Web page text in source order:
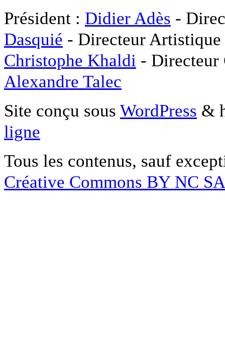
Président : Didier Adès -
Dasquié - Directeur
Christophe Khaldi -
Alexandre Talec
Site conçu sous WordPress &
ligne
Tous les contenus, sauf
Créative Commons BY NC SA